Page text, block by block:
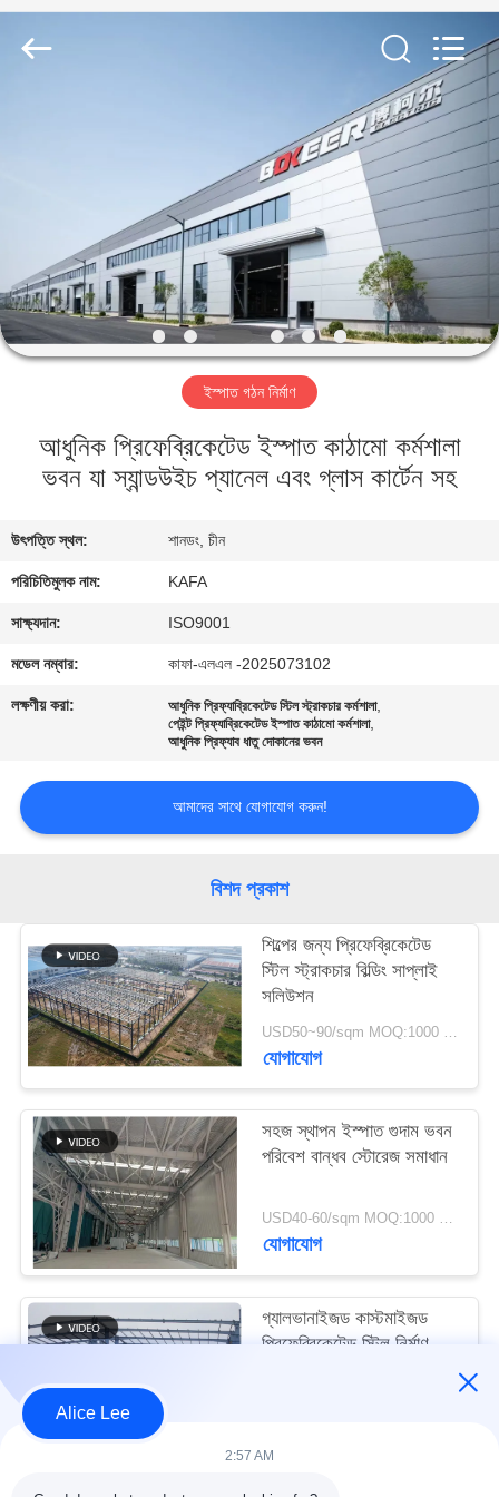
ভিডিও
ভিআর
শো
আমাদের
সম্পর্কে
কারখানা
পরিদর্শন
গুণমান
নিয়ন্ত্রণ
সাথে
যোগাযোগ
খবর
মামলা
সাইট
ম্যাপ
গোপনীয়তা
নীতি
ইস্পাত গঠন নির্মাণ
আধুনিক প্রিফেব্রিকেটেড ইস্পাত কাঠামো কর্মশালা
ভবন যা স্যান্ডউইচ প্যানেল এবং গ্লাস কার্টেন সহ
উৎপত্তি স্থল: শানডং, চীন
পরিচিতিমুলক নাম: KAFA
সাক্ষ্যদান: ISO9001
মডেল নম্বার: কাফা-এলএল -2025073102
লক্ষণীয় করা: আধুনিক প্রিফ্যাব্রিকেটেড স্টিল স্ট্রাকচার কর্মশালা,
পেইন্ট প্রিফ্যাব্রিকেটেড ইস্পাত কাঠামো কর্মশালা,
আধুনিক প্রিফ্যাব ধাতু দোকানের ভবন
আমাদের সাথে যোগাযোগ করুন!
বিশদ প্রকাশ
শিল্পের জন্য প্রিফেব্রিকেটেড
স্টিল স্ট্রাকচার বিল্ডিং সাপ্লাই
সলিউশন
USD50~90/sqm MOQ:1000 বর্গমিটার
যোগাযোগ
সহজ স্থাপন ইস্পাত গুদাম ভবন
পরিবেশ বান্ধব স্টোরেজ সমাধান
USD40-60/sqm MOQ:1000 বর্গমিটার
যোগাযোগ
গ্যালভানাইজড কাস্টমাইজড
প্রিফেব্রিকেটেড স্টিল নির্মাণ
Alice Lee
2:57 AM